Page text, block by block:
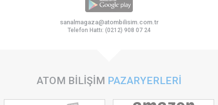
sanalmagaza@atombilisim.com.tr
Telefon Hattı: (0212) 908 07 24
ATOM BİLİŞİM PAZARYERLERİ